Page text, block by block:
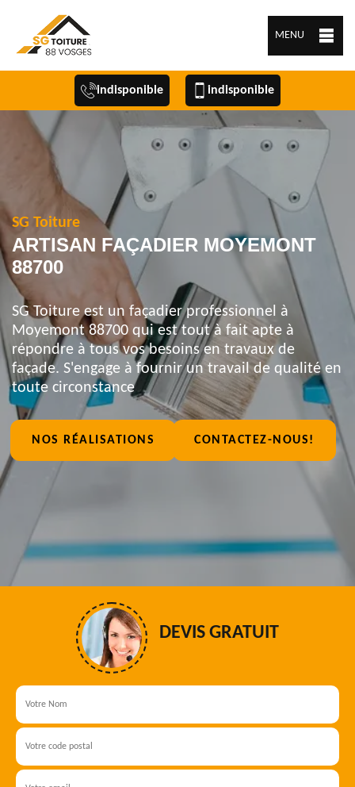
MENU
indisponible indisponible
SG Toiture
ARTISAN FAÇADIER MOYEMONT
88700
SG Toiture est un façadier professionnel à
Moyemont 88700 qui est tout à fait apte à
répondre à tous vos besoins en travaux de
façade. S'engage à fournir un travail de qualité en
toute circonstance
NOS RÉALISATIONS CONTACTEZ-NOUS!
DEVIS GRATUIT